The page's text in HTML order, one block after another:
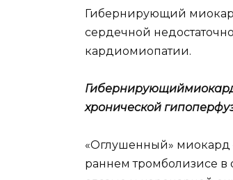
Гибернирующий
сердечной
кардиомиопатии.
хронической
«Оглушенный»
раннем тромболизисе в